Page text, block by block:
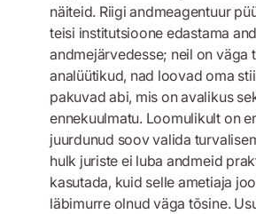
näiteid. Riigi andmeagentuur
teisi institutsioone edastama
andmejärvedesse; neil on väga
analüütikud, nad loovad oma
pakuvad abi, mis on avalikus
ennekuulmatu. Loomulikult on
juurdunud soov valida
hulk juriste ei luba andmeid
kasutada, kuid selle ametiaja
läbimurre olnud väga tõsine.